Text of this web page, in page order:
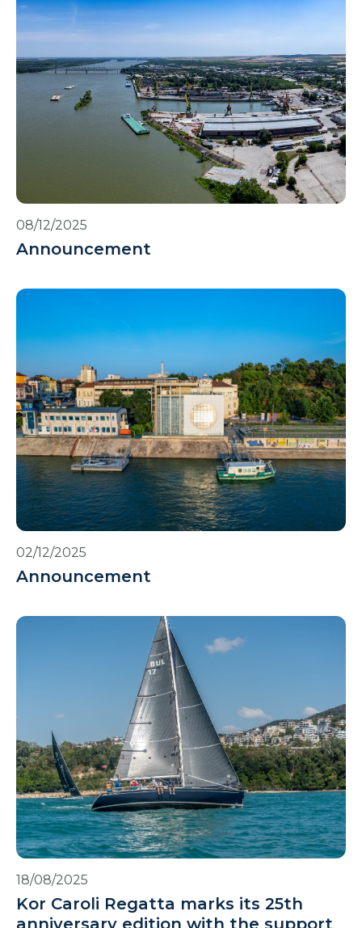
08/12/2025
Announcement
02/12/2025
Announcement
18/08/2025
Kor Caroli Regatta marks its 25th
anniversary edition with the support